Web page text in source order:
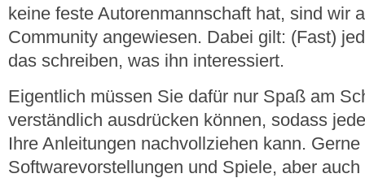
keine feste Autorenmannschaft hat, sind wir
Community angewiesen. Dabei gilt: (Fast)
das schreiben, was ihn interessiert.
Eigentlich müssen Sie dafür nur Spaß am
verständlich ausdrücken können, sodass
Ihre Anleitungen nachvollziehen kann.
Softwarevorstellungen und Spiele, aber